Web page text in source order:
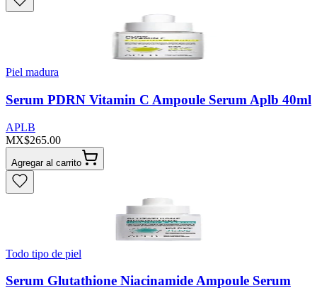
Piel madura
Serum PDRN Vitamin C Ampoule Serum Aplb 40ml
APLB
MX$265.00
Agregar al carrito
Todo tipo de piel
Serum Glutathione Niacinamide Ampoule Serum